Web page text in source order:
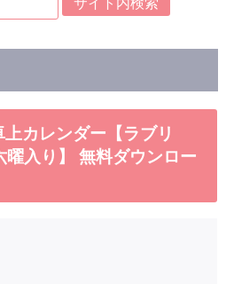
カレンダー【ラブリ
曜入り】 無料ダウンロー